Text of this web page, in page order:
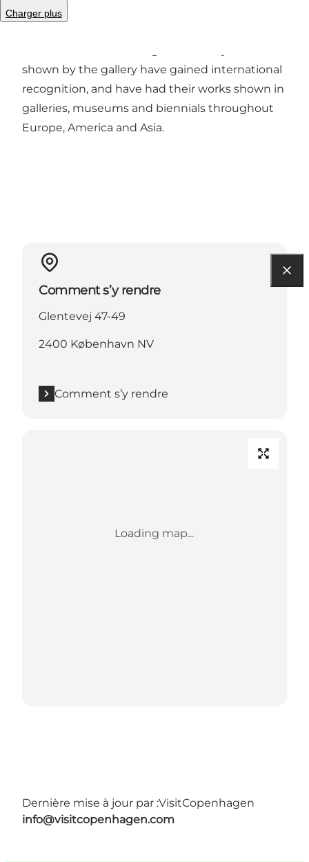
Charger plus
shared aesthetic but more by a common wish
shown by the gallery have gained international
recognition, and have had their works shown in
galleries, museums and biennials throughout
Europe, America and Asia.
Comment s’y rendre
Glentevej 47-49
2400 København NV
Comment s’y rendre
Loading map...
Dernière mise à jour par :VisitCopenhagen
info@visitcopenhagen.com